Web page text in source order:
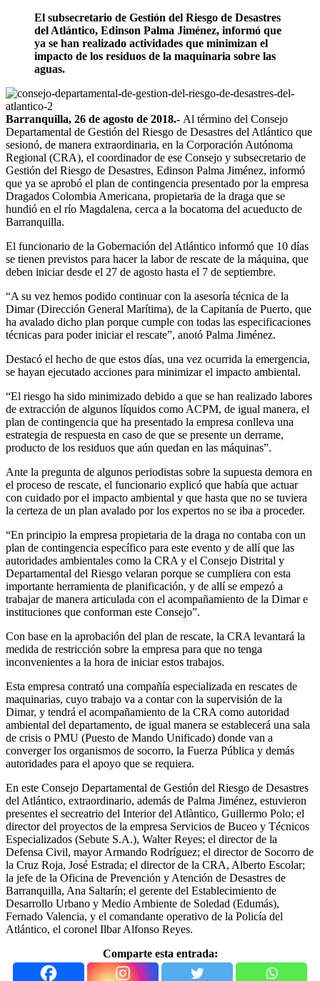
El subsecretario de Gestión del Riesgo de Desastres
del Atlántico, Edinson Palma Jiménez, informó que
ya se han realizado actividades que minimizan el
impacto de los residuos de la maquinaria sobre las
aguas.
Barranquilla, 26 de agosto de 2018.- Al término del Consejo
Departamental de Gestión del Riesgo de Desastres del Atlántico que
sesionó, de manera extraordinaria, en la Corporación Autónoma
Regional (CRA), el coordinador de ese Consejo y subsecretario de
Gestión del Riesgo de Desastres, Edinson Palma Jiménez, informó
que ya se aprobó el plan de contingencia presentado por la empresa
Dragados Colombia Americana, propietaria de la draga que se
hundió en el río Magdalena, cerca a la bocatoma del acueducto de
Barranquilla.
El funcionario de la Gobernación del Atlántico informó que 10 días
se tienen previstos para hacer la labor de rescate de la máquina, que
deben iniciar desde el 27 de agosto hasta el 7 de septiembre.
“A su vez hemos podido continuar con la asesoría técnica de la
Dimar (Dirección General Marítima), de la Capitanía de Puerto, que
ha avalado dicho plan porque cumple con todas las especificaciones
técnicas para poder iniciar el rescate”, anotó Palma Jiménez.
Destacó el hecho de que estos días, una vez ocurrida la emergencia,
se hayan ejecutado acciones para minimizar el impacto ambiental.
“El riesgo ha sido minimizado debido a que se han realizado labores
de extracción de algunos líquidos como ACPM, de igual manera, el
plan de contingencia que ha presentado la empresa conlleva una
estrategia de respuesta en caso de que se presente un derrame,
producto de los residuos que aún quedan en las máquinas”.
Ante la pregunta de algunos periodistas sobre la supuesta demora en
el proceso de rescate, el funcionario explicó que había que actuar
con cuidado por el impacto ambiental y que hasta que no se tuviera
la certeza de un plan avalado por los expertos no se iba a proceder.
“En principio la empresa propietaria de la draga no contaba con un
plan de contingencia específico para este evento y de allí que las
autoridades ambientales como la CRA y el Consejo Distrital y
Departamental del Riesgo velaran porque se cumpliera con esta
importante herramienta de planificación, y de allí se empezó a
trabajar de manera articulada con el acompañamiento de la Dimar e
instituciones que conforman este Consejo”.
Con base en la aprobación del plan de rescate, la CRA levantará la
medida de restricción sobre la empresa para que no tenga
inconvenientes a la hora de iniciar estos trabajos.
Esta empresa contrató una compañía especializada en rescates de
maquinarias, cuyo trabajo va a contar con la supervisión de la
Dimar, y tendrá el acompañamiento de la CRA como autoridad
ambiental del departamento, de igual manera se establecerá una sala
de crisis o PMU (Puesto de Mando Unificado) donde van a
converger los organismos de socorro, la Fuerza Pública y demás
autoridades para el apoyo que se requiera.
En este Consejo Departamental de Gestión del Riesgo de Desastres
del Atlántico, extraordinario, además de Palma Jiménez, estuvieron
presentes el secreatrio del Interior del Atlàntico, Guillermo Polo; el
director del proyectos de la empresa Servicios de Buceo y Técnicos
Especializados (Sebute S.A.), Walter Reyes; el director de la
Defensa Civil, mayor Armando Rodríguez; el director de Socorro de
la Cruz Roja, José Estrada; el director de la CRA, Alberto Escolar;
la jefe de la Oficina de Prevención y Atención de Desastres de
Barranquilla, Ana Saltarín; el gerente del Establecimiento de
Desarrollo Urbano y Medio Ambiente de Soledad (Edumás),
Fernado Valencia, y el comandante operativo de la Policía del
Atlántico, el coronel Ilbar Alfonso Reyes.
Comparte esta entrada: